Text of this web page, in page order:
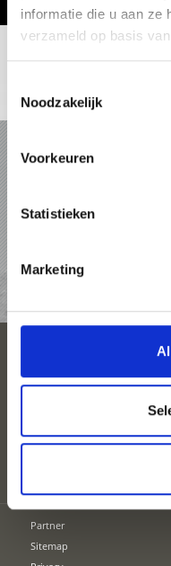
informatie die u aan ze
verzameld op basis
Noodzakelijk
Voorkeuren
Statistieken
Marketing
Partner
Sitemap